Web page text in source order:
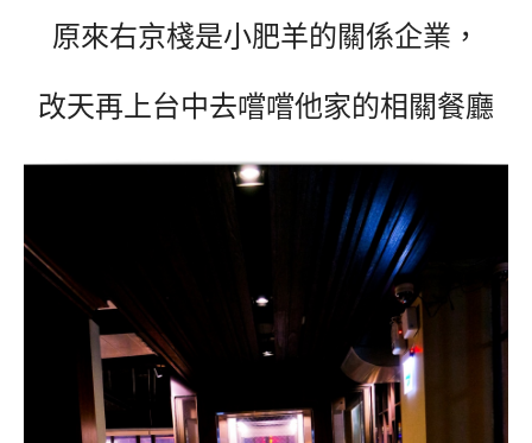
原來右京棧是小肥羊的關係企業，
改天再上台中去嚐嚐他家的相關餐廳